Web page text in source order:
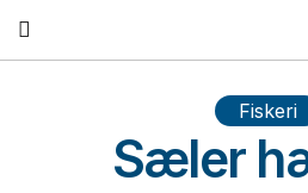
Fiskeri
Sæler